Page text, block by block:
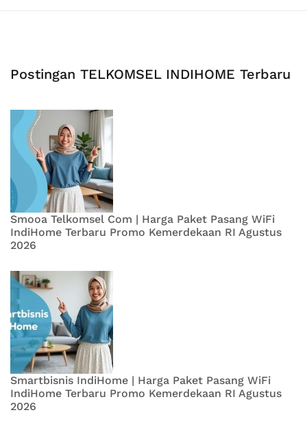
Postingan TELKOMSEL INDIHOME Terbaru
Smooa Telkomsel Com | Harga Paket Pasang WiFi
IndiHome Terbaru Promo Kemerdekaan RI Agustus
2026
Smartbisnis IndiHome | Harga Paket Pasang WiFi
IndiHome Terbaru Promo Kemerdekaan RI Agustus
2026